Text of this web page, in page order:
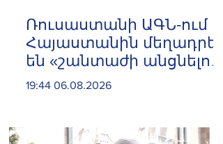
Ռուսաստանի ԱԳՆ-ում
Հայաստանին մեղադրել
են «շանտաժի անցնելու
փորձերի» մեջ
19:44 06.08.2026